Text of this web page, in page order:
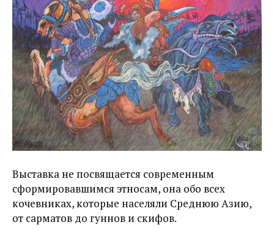
Выставка не посвящается современным
сформировавшимся этносам, она обо всех
кочевниках, которые населяли Среднюю Азию,
от сарматов до гуннов и скифов.